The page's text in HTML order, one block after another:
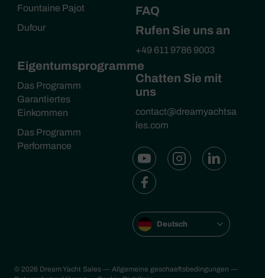
Fountaine Pajot
Dufour
Eigentumsprogramme
Das Programm
Garantiertes
Einkommen
Das Programm
Performance
FAQ
Rufen Sie uns an
+49 611 9786 9003
Chatten Sie mit
uns
contact@dreamyachtsa
les.com
Deutsch
© 2026 Dream Yacht Sales — Allgemeine geschaeftsbedingungen —